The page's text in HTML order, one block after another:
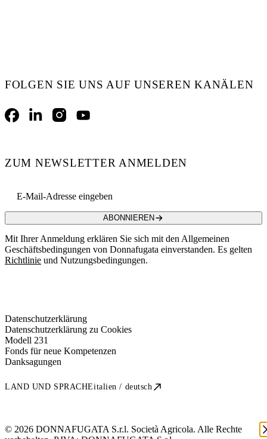
FOLGEN SIE UNS AUF UNSEREN KANÄLEN
FacebookLinkedInInstagramYouTube
ZUM NEWSLETTER ANMELDEN
ABONNIEREN
Mit Ihrer Anmeldung erklären Sie sich mit den Allgemeinen
Geschäftsbedingungen von Donnafugata einverstanden. Es gelten
Richtlinie und Nutzungsbedingungen.
Datenschutzerklärung
Datenschutzerklärung zu Cookies
Modell 231
Fonds für neue Kompetenzen
Danksagungen
LAND UND SPRACHEitalien / deutsch
© 2026 DONNAFUGATA S.r.l. Società Agricola. Alle Rechte